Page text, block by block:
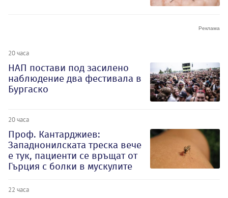
20 часа
НАП постави под засилено
наблюдение два фестивала в
Бургаско
20 часа
Проф. Кантарджиев:
Западнонилската треска вече
е тук, пациенти се връщат от
Гърция с болки в мускулите
22 часа